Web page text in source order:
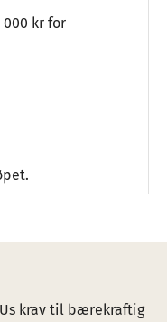
000 kr for
krav til bærekraftig